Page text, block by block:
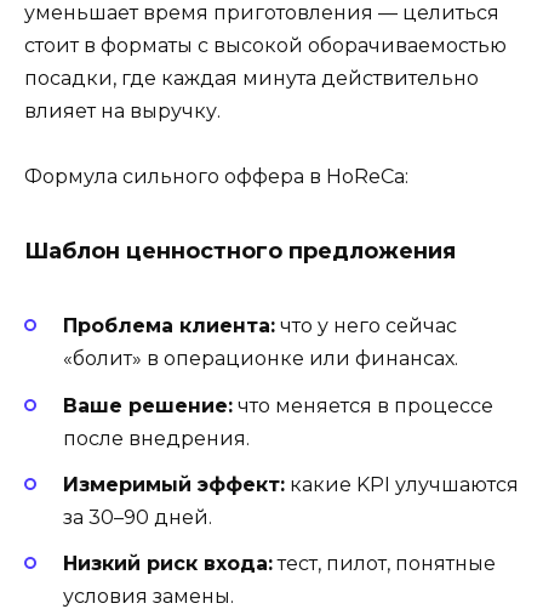
уменьшает время приготовления — целиться
стоит в форматы с высокой оборачиваемостью
посадки, где каждая минута действительно
влияет на выручку.
Формула сильного оффера в HoReCa:
Шаблон ценностного предложения
Проблема клиента: что у него сейчас
«болит» в операционке или финансах.
Ваше решение: что меняется в процессе
после внедрения.
Измеримый эффект: какие KPI улучшаются
за 30–90 дней.
Низкий риск входа:тест, пилот, понятные
условия замены.